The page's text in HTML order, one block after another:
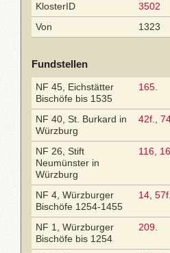
KlosterID
3502
Von
1323
Fundstellen
NF 45, Eichstätter
Bischöfe bis 1535
165
NF 40, St. Burkard in
Würzburg
42f.
NF 26, Stift
Neumünster in
Würzburg
116
NF 4, Würzburger
Bischöfe 1254-1455
14 57f.
NF 1, Würzburger
Bischöfe bis 1254
209